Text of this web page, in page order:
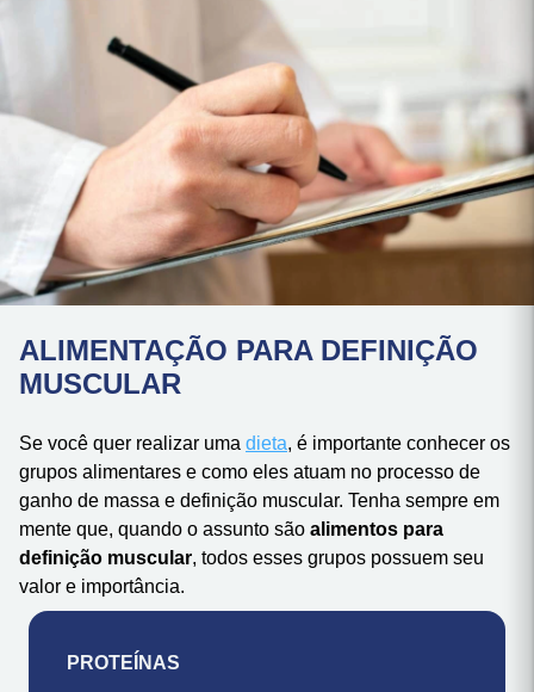
ALIMENTAÇÃO PARA DEFINIÇÃO
MUSCULAR
Se você quer realizar umadieta, é importante conhecer os
grupos alimentares e como eles atuam no processo de
ganho de massa e definição muscular. Tenha sempre em
mente que, quando o assunto são
definição muscular, todos esses grupos possuem seu